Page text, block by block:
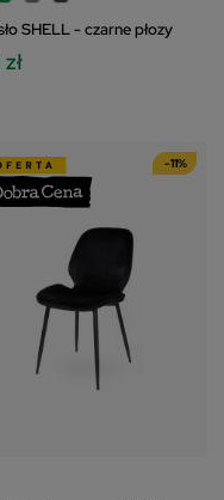
SHELL - czarne płozy
-11%